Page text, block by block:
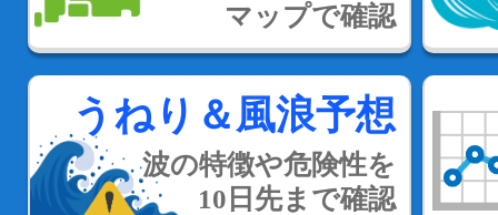
マップで確認
うねり＆風浪予想
波の特徴や危険性を
10日先まで確認